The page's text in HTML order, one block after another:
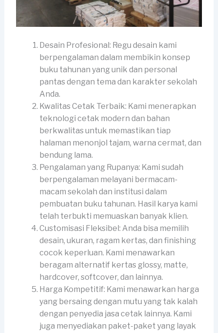
Desain Profesional: Regu desain kami
berpengalaman dalam membikin konsep
buku tahunan yang unik dan personal
pantas dengan tema dan karakter sekolah
Anda.
Kwalitas Cetak Terbaik: Kami menerapkan
teknologi cetak modern dan bahan
berkwalitas untuk memastikan tiap
halaman menonjol tajam, warna cermat, dan
bendung lama.
Pengalaman yang Rupanya: Kami sudah
berpengalaman melayani bermacam-
macam sekolah dan institusi dalam
pembuatan buku tahunan. Hasil karya kami
telah terbukti memuaskan banyak klien.
Customisasi Fleksibel: Anda bisa memilih
desain, ukuran, ragam kertas, dan finishing
cocok keperluan. Kami menawarkan
beragam alternatif kertas glossy, matte,
hardcover, softcover, dan lainnya.
Harga Kompetitif: Kami menawarkan harga
yang bersaing dengan mutu yang tak kalah
dengan penyedia jasa cetak lainnya. Kami
juga menyediakan paket-paket yang layak